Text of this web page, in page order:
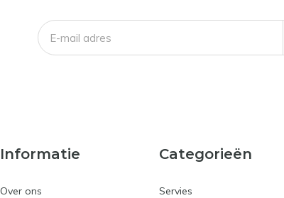
Informatie
Over ons
Categorieën
Servies